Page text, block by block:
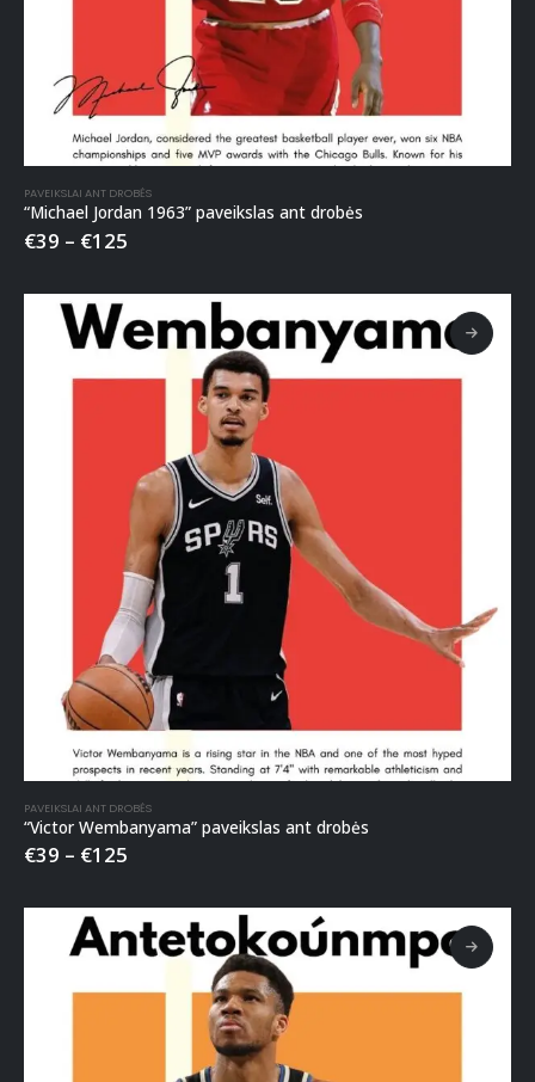
PAVEIKSLAI ANT DROBĖS
“Michael Jordan 1963” paveikslas ant drobės
€39 – €125
PAVEIKSLAI ANT DROBĖS
“Victor Wembanyama” paveikslas ant drobės
€39 – €125